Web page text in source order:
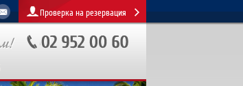
Проверка на резервация